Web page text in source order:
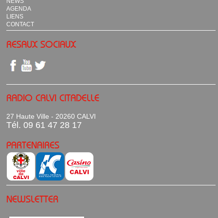
AGENDA
LIENS
CONTACT
RESAUX SOCIAUX
RADIO CALVI CITADELLE
27 Haute Ville - 20260 CALVI
Tél. 09 61 47 28 17
PARTENAIRES
NEWSLETTER